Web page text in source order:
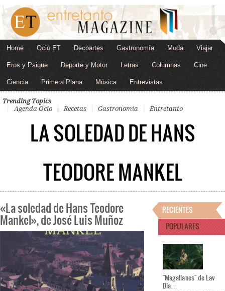
Home Ocio ET Decoartes Gastronomía Moda Viajar
Eros y Psique Deporte y Motor Letras Columnas Cine
Ciencia Primera Plana Música Entrevistas
Trending Topics
Agenda Ocio
Recetas Gastronomía Entretanto
LA SOLEDAD DE HANS
TEODORE MANKEL
«La soledad de Hans Teodore
Mankel», de José Luis Muñoz
RECIENTES
POPULARES
"Magallanes" de Lav
Dia…